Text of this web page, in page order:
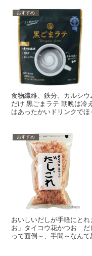
おすすめ
食物繊維、鉄分、カルシ
だけ 黒ごまラテ 朝晩は冷
はあったかいドリンクでほ
おすすめ
おいしいだしが手軽にと
お」タイコウ花かつお だ
って面倒～、手間～なん